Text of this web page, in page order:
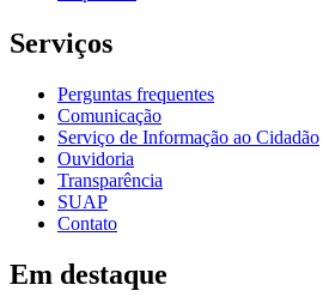
Serviços
Perguntas frequentes
Comunicação
Serviço de Informação ao Cidadão
Ouvidoria
Transparência
SUAP
Contato
Em destaque